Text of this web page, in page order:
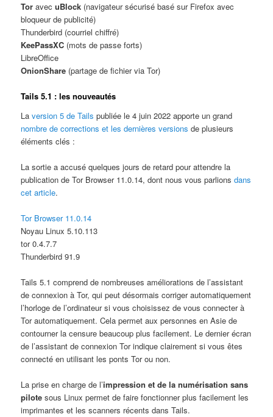
Tor avecuBlock (navigateur sécurisé basé sur Firefox avec
bloqueur de publicité)
Thunderbird (courriel chiffré)
KeePassXC (mots de passe forts)
LibreOffice
OnionShare (partage de fichier via Tor)
Tails 5.1 : les nouveautés
Laversion 5 de Tails publiée le 4 juin 2022 apporte un grand
nombre de corrections et les dernières versions de plusieurs
éléments clés :
La sortie a accusé quelques jours de retard pour attendre la
publication de Tor Browser 11.0.14, dont nous vous parlionsdans
cet article.
Tor Browser 11.0.14
Noyau Linux 5.10.113
tor 0.4.7.7
Thunderbird 91.9
Tails 5.1 comprend de nombreuses améliorations de l’assistant
de connexion à Tor, qui peut désormais corriger automatiquement
l’horloge de l’ordinateur si vous choisissez de vous connecter à
Tor automatiquement. Cela permet aux personnes en Asie de
contourner la censure beaucoup plus facilement. Le dernier écran
de l’assistant de connexion Tor indique clairement si vous êtes
connecté en utilisant les ponts Tor ou non.
La prise en charge de l’impression et de la numérisation sans
pilote sous Linux permet de faire fonctionner plus facilement les
imprimantes et les scanners récents dans Tails.